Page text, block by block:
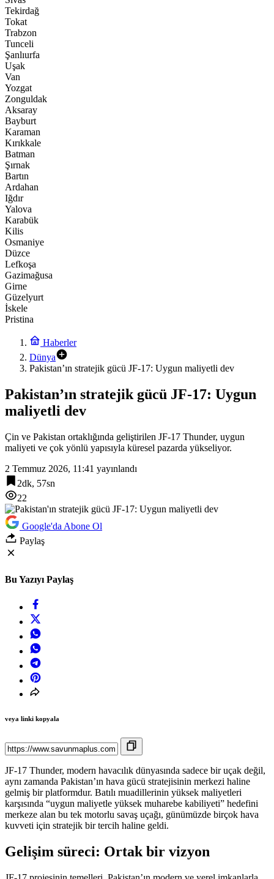
Tekirdağ
Tokat
Trabzon
Tunceli
Şanlıurfa
Uşak
Van
Yozgat
Zonguldak
Aksaray
Bayburt
Karaman
Kırıkkale
Batman
Şırnak
Bartın
Ardahan
Iğdır
Yalova
Karabük
Kilis
Osmaniye
Düzce
Lefkoşa
Gazimağusa
Girne
Güzelyurt
İskele
Pristina
Haberler
Dünya
Pakistan’ın stratejik gücü JF-17: Uygun maliyetli dev
Pakistan’ın stratejik gücü JF-17: Uygun
maliyetli dev
Çin ve Pakistan ortaklığında geliştirilen JF-17 Thunder, uygun
maliyeti ve çok yönlü yapısıyla küresel pazarda yükseliyor.
2 Temmuz 2026, 11:41 yayınlandı
2dk, 57sn
22
Google'da Abone Ol
Paylaş
Bu Yazıyı Paylaş
veya linki kopyala
JF-17 Thunder, modern havacılık dünyasında sadece bir uçak değil,
aynı zamanda Pakistan’ın hava gücü stratejisinin merkezi haline
gelmiş bir platformdur. Batılı muadillerinin yüksek maliyetleri
karşısında “uygun maliyetle yüksek muharebe kabiliyeti” hedefini
merkeze alan bu tek motorlu savaş uçağı, günümüzde birçok hava
kuvveti için stratejik bir tercih haline geldi.
Gelişim süreci: Ortak bir vizyon